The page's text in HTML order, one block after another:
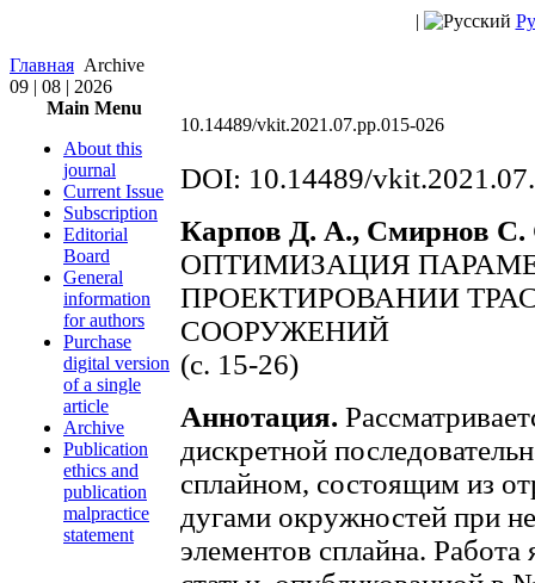
|
Главная Archive
09 | 08 | 2026
Main Menu
About this
journal
Current Issue
Subscription
Editorial
Board
General
information
for authors
Purchase
digital version
of a single
article
Archive
Publication
ethics and
publication
malpractice
statement
10.14489/vkit.2021.07.pp.015-026
DOI: 10.14489/
Карпов Д. А., Смирнов С.
ОПТИМИЗАЦИЯ
ПРОЕКТИРОВАНИИ
СООРУЖЕНИЙ
(c. 15-26)
Аннотация.
дискретной
сплайном, состоящим из
дугами окружностей при
элементов сплайна.